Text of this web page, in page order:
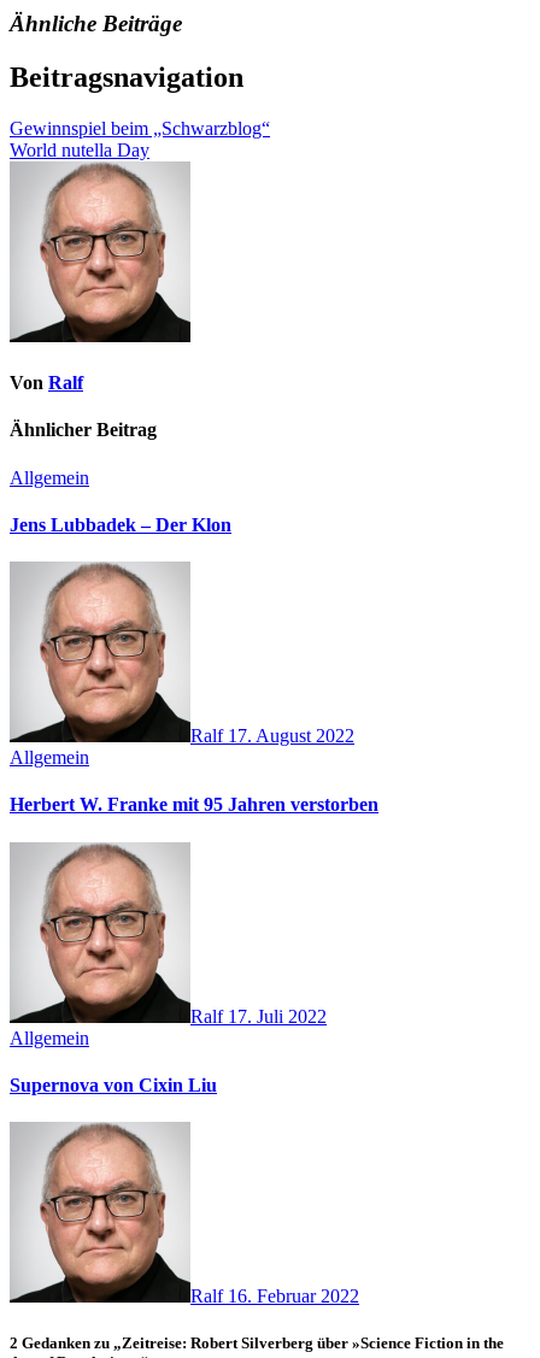
Ähnliche Beiträge
Beitragsnavigation
Gewinnspiel beim „Schwarzblog“
World nutella Day
Von Ralf
Ähnlicher Beitrag
Allgemein
Jens Lubbadek – Der Klon
Ralf 17. August 2022
Allgemein
Herbert W. Franke mit 95 Jahren verstorben
Ralf 17. Juli 2022
Allgemein
Supernova von Cixin Liu
Ralf 16. Februar 2022
2 Gedanken zu „Zeitreise: Robert Silverberg über »Science Fiction in the